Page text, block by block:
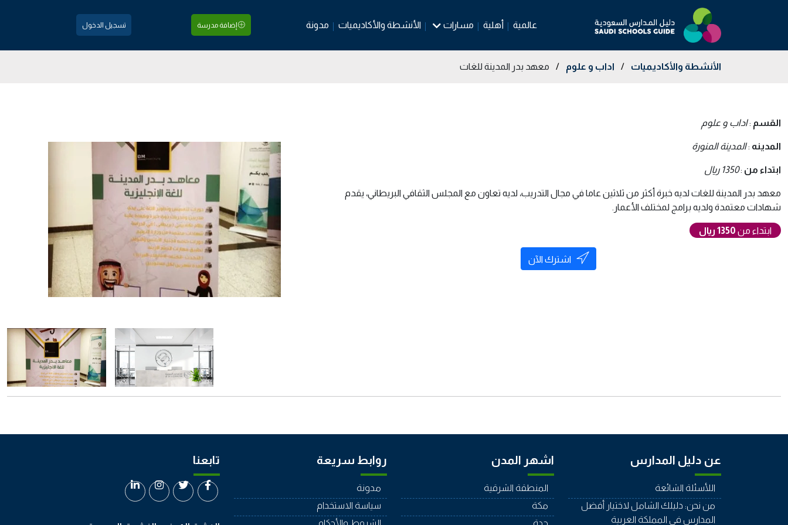
عالمية أهلية مسارات الأنشطة والأكاديميات مدونة إضافة مدرسة تسجيل الدخول
الأنشطة والأكاديميات / اداب و علوم / معهد بدر المدينة للغات
القسم :اداب و علوم
المدينه :المدينة المنورة
ابتداء من :1350 ريال
معهد بدر المدينة للغات لديه خبرة أكثر من ثلاثين عاما في مجال التدريب، لديه تعاون مع المجلس الثقافي البريطاني، يقدم
شهادات معتمدة ولديه برامج لمختلف الأعمار.
ابتداء من 1350 ريال
اشترك الآن
عن دليل المدارس
اللأسئلة الشائعة
من نحن: دليلك الشامل لاختيار أفضل
المدارس في المملكة العربية
اشهر المدن
المنطقة الشرقية
مكة
جدة
روابط سريعة
مدونة
سياسة الاستخدام
الشروط والأحكام
تابعنا